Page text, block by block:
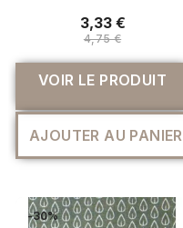
3,33 €
4,75 €
VOIR LE PRODUIT
AJOUTER AU PANIER
-30%